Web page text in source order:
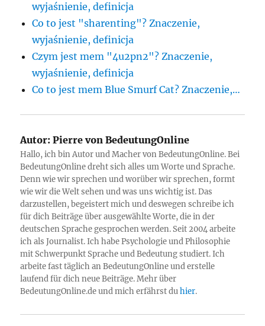
wyjaśnienie, definicja
Co to jest "sharenting"? Znaczenie,
wyjaśnienie, definicja
Czym jest mem "4u2pn2"? Znaczenie,
wyjaśnienie, definicja
Co to jest mem Blue Smurf Cat? Znaczenie,…
Autor: Pierre von BedeutungOnline
Hallo, ich bin Autor und Macher von BedeutungOnline. Bei
BedeutungOnline dreht sich alles um Worte und Sprache.
Denn wie wir sprechen und worüber wir sprechen, formt
wie wir die Welt sehen und was uns wichtig ist. Das
darzustellen, begeistert mich und deswegen schreibe ich
für dich Beiträge über ausgewählte Worte, die in der
deutschen Sprache gesprochen werden. Seit 2004 arbeite
ich als Journalist. Ich habe Psychologie und Philosophie
mit Schwerpunkt Sprache und Bedeutung studiert. Ich
arbeite fast täglich an BedeutungOnline und erstelle
laufend für dich neue Beiträge. Mehr über
BedeutungOnline.de und mich erfährst duhier.